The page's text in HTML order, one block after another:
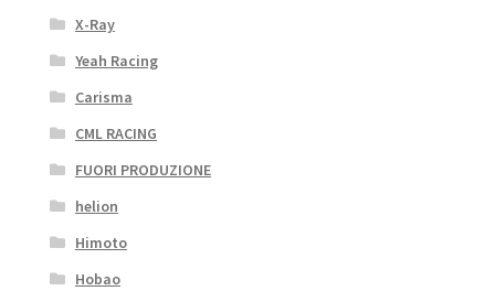
X-Ray
Yeah Racing
Carisma
CML RACING
FUORI PRODUZIONE
helion
Himoto
Hobao